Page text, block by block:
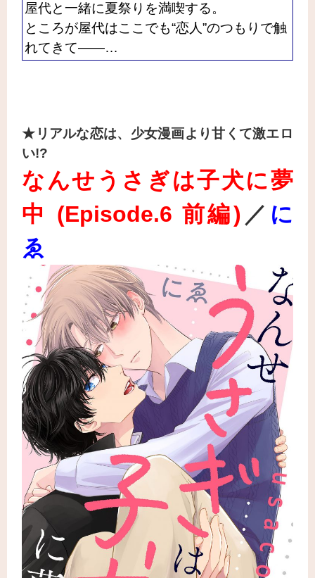
屋代と一緒に夏祭りを満喫する。
ところが屋代はここでも“恋人”のつもりで触
れてきて――…
★リアルな恋は、少女漫画より甘くて激エロ
い!?
なんせうさぎは子犬に夢
中 (Episode.6 前編) ／ に
ゑ